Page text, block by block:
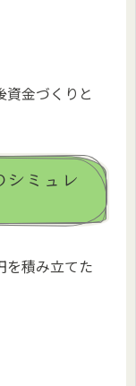
資金づくりと
ミュレ
を積み立てた